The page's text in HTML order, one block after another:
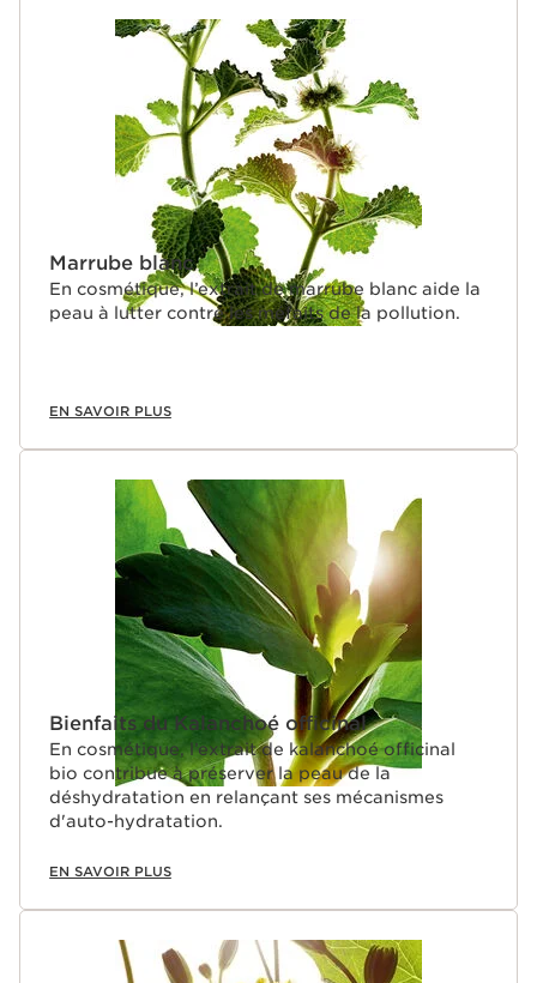
Marrube blanc
En cosmétique, l’extrait de marrube blanc aide la
peau à lutter contre les méfaits de la pollution.
EN SAVOIR PLUS
Bienfaits du Kalanchoé officinal
En cosmétique, l’extrait de kalanchoé officinal
bio contribue à préserver la peau de la
déshydratation en relançant ses mécanismes
d'auto-hydratation.
EN SAVOIR PLUS